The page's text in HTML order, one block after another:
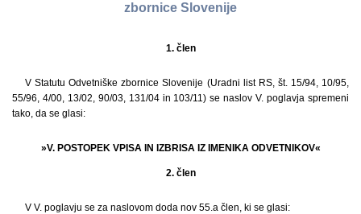
zbornice Slovenije
1. člen
V Statutu Odvetniške zbornice Slovenije (Uradni list RS, št. 15/94, 10/95,
55/96, 4/00, 13/02, 90/03, 131/04 in 103/11) se naslov V. poglavja spremeni
tako, da se glasi:
»V. POSTOPEK VPISA IN IZBRISA IZ IMENIKA ODVETNIKOV«
2. člen
V V. poglavju se za naslovom doda nov 55.a člen, ki se glasi: